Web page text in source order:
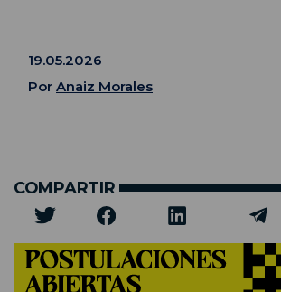
19.05.2026
Por Anaiz Morales
COMPARTIR